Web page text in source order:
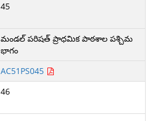
45
మండల్ పరిషత్ ప్రాధమిక పాఠశాల పశ్చిమ
భాగం
AC51PS045
46